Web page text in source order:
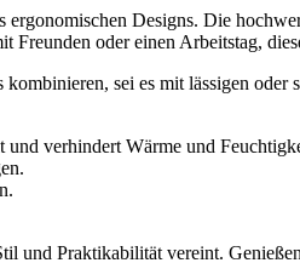
Designs. Die
oder einen Arbeitstag,
sei es mit lässigen oder
verhindert Wärme und
Praktikabilität vereint.